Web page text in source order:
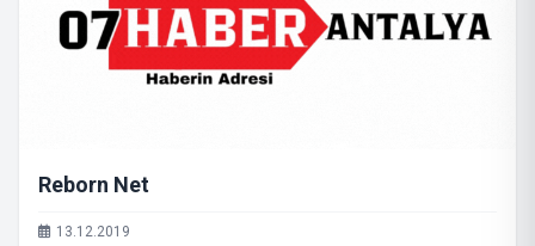
Reborn Net
13.12.2019